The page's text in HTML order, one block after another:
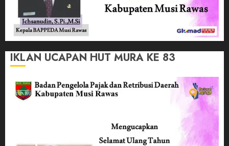
IKLAN UCAPAN HUT MURA KE 83